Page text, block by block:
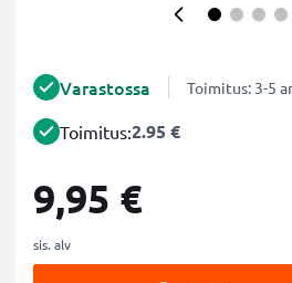
Varastossa Toimitus: 3-5
Toimitus:2.95 €
9,95 €
sis. alv